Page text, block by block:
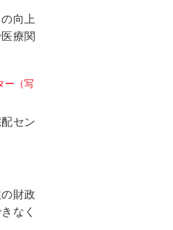
向上
療関
セン
財政
なく